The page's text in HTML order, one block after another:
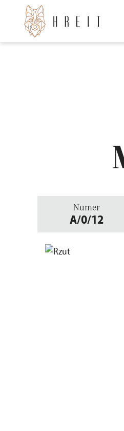
Numer
A/0/12